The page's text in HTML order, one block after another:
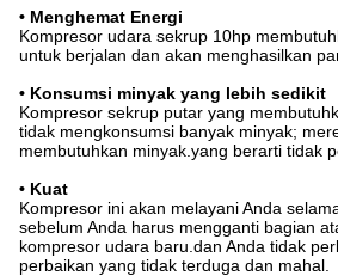
• Menghemat Energi
Kompresor udara sekrup 10hp
untuk berjalan dan akan menghasilkan
• Konsumsi minyak yang lebih sedikit
Kompresor sekrup putar yang
tidak mengkonsumsi banyak minyak;
membutuhkan minyak.yang berarti tidak
• Kuat
Kompresor ini akan melayani Anda
sebelum Anda harus mengganti bagian
kompresor udara baru.dan Anda tidak
perbaikan yang tidak terduga dan mahal.